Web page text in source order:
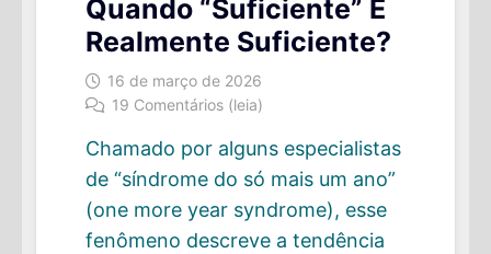
Quando “Suficiente” É
Realmente Suficiente?
16 de março de 2026
19 Comentários (leia)
Chamado por alguns especialistas
de “síndrome do só mais um ano”
(one more year syndrome), esse
fenômeno descreve a tendência